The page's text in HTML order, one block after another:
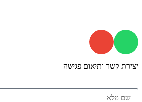
יצירת קשר ותיאום פגישה